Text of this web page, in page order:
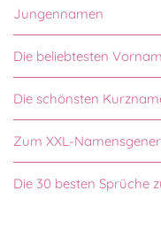
Jungennamen
Die beliebtesten
Die schönsten
Zum XXL-
Die 30 besten Sprüche